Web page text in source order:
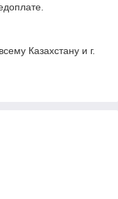
Казахстану и г.